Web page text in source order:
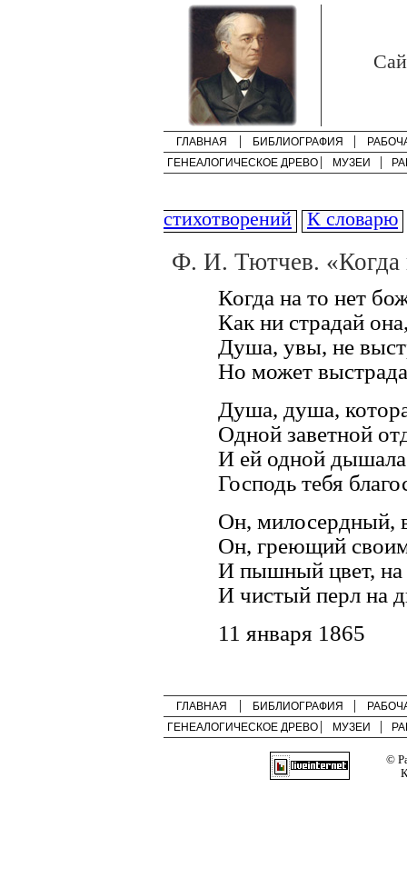
ГЛАВНАЯ БИБЛИОГРАФИЯ
ГЕНЕАЛОГИЧЕСКОЕ ДРЕВО
МУЗЕИ
стихотворений К словарю
Ф. И. Тютчев. «Когда
Когда на то нет
Как ни страдай
Душа, увы, не
Но может
Душа, душа,
Одной заветной
И ей одной дышала
Господь тебя
Он, милосердный,
Он, греющий
И пышный цвет, на
И чистый перл на
11 января 1865
ГЛАВНАЯ БИБЛИОГРАФИЯ
ГЕНЕАЛОГИЧЕСКОЕ ДРЕВО
МУЗЕИ
©